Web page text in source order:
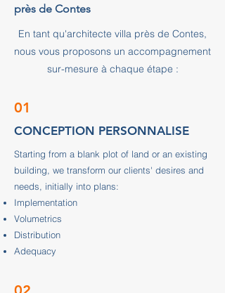
près de Contes
En tant qu'architecte villa près de Contes,
nous vous proposons un accompagnement
sur-mesure à chaque étape :
01
CONCEPTION PERSONNALISE
Starting from a blank plot of land or an existing
building, we transform our clients' desires and
needs, initially into plans:
Implementation
Volumetrics
Distribution
Adequacy